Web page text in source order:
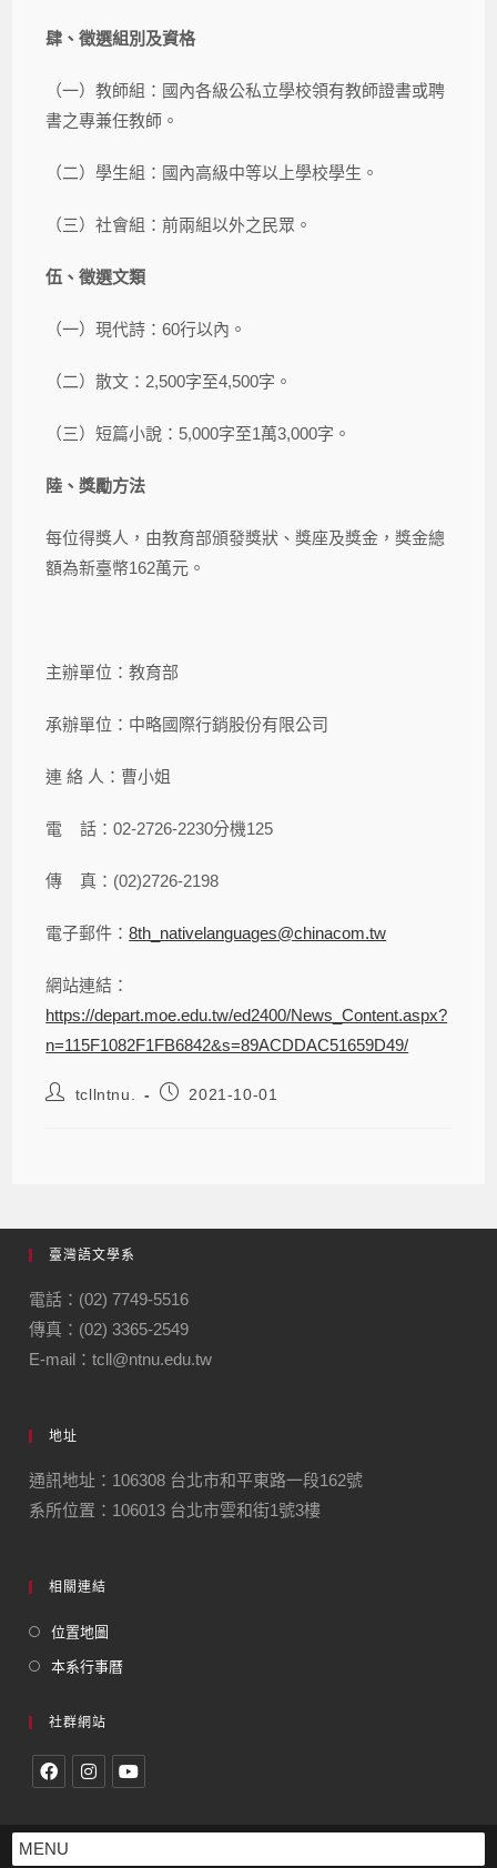
肆、徵選組別及資格
（一）教師組：國內各級公私立學校領有教師證書或聘
書之專兼任教師。
（二）學生組：國內高級中等以上學校學生。
（三）社會組：前兩組以外之民眾。
伍、徵選文類
（一）現代詩：60行以內。
（二）散文：2,500字至4,500字。
（三）短篇小說：5,000字至1萬3,000字。
陸 、獎勵方法
每位得獎人，由教育部頒發獎狀、獎座及獎金，獎金總
額為新臺幣162萬元。
主辦單位：教育部
承辦單位：中略國際行銷股份有限公司
連 絡 人：曹小姐
電 話：02-2726-2230分機125
傳 真：(02)2726-2198
電子郵件：8th_nativelanguages@chinacom.tw
網站連結：
https://depart.moe.edu.tw/ed2400/News_Content.aspx?
n=115F1082F1FB6842&s=89ACDDAC51659D49/
tcllntnu. 2021-10-01
臺灣語文學系
電話：(02) 7749-5516
傳真：(02) 3365-2549
E-mail：tcll@ntnu.edu.tw
地址
通訊地址：106308 台北市和平東路一段162號
系所位置：106013 台北市雲和街1號3樓
相關連結
位置地圖
本系行事曆
社群網站
MENU